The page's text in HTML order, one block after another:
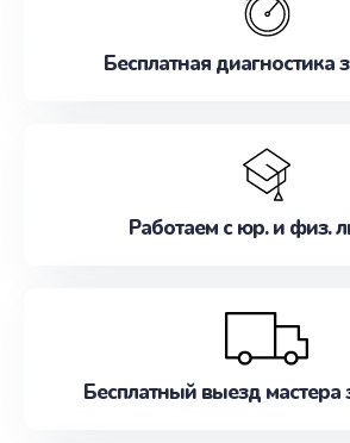
Бесплатная диагностика
Работаем с юр. и физ.
Бесплатный выезд мастера